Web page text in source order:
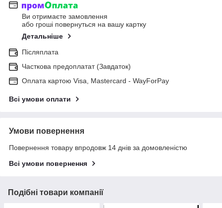
Ви отримаєте замовлення
або гроші повернуться на вашу картку
Детальніше
Післяплата
Часткова предоплатат (Завдаток)
Оплата картою Visa, Mastercard - WayForPay
Всі умови оплати
Умови повернення
Повернення товару впродовж 14 днів за домовленістю
Всі умови повернення
Подібні товари компанії